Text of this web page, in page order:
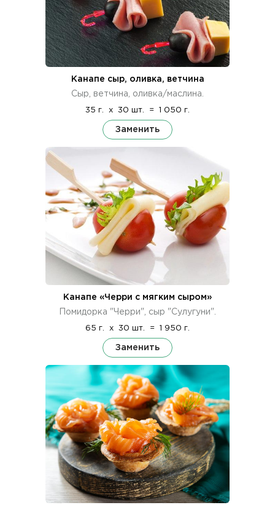
Канапе сыр, оливка, ветчина
Сыр, ветчина, оливка/маслина.
35 г. x 30 шт. = 1 050 г.
Заменить
Канапе «Черри с мягким сыром»
Помидорка "Черри", сыр "Сулугуни".
65 г. x 30 шт. = 1 950 г.
Заменить